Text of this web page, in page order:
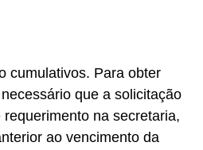
cumulativos. Para obter
que a solicitação
na secretaria,
ao vencimento da